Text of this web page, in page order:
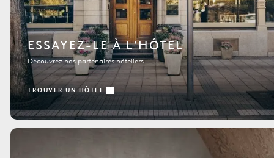
ESSAYEZ-LE À L’HÔTEL
Découvrez nos partenaires hôteliers
TROUVER UN HÔTEL